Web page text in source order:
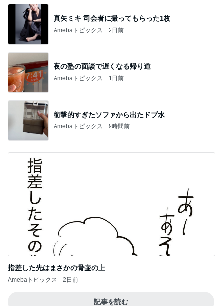
真矢ミキ 司会者に撮ってもらった1枚
Amebaトピックス 2日前
夜の塾の面談で遅くなる帰り道
Amebaトピックス 1日前
衝撃的すぎたソファから出たドブ水
Amebaトピックス 9時間前
指差した先はまさかの骨壷の上
Amebaトピックス 2日前
記事を読む